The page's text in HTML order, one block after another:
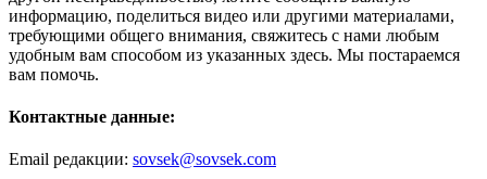
информацию, поделиться видео или другими материалами,
требующими общего внимания, свяжитесь с нами любым
удобным вам способом из указанных здесь. Мы постараемся
вам помочь.
Контактные данные:
Email редакции: sovsek@sovsek.com